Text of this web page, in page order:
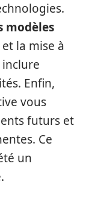
modèles
la mise à
Enfin,
vous
futurs et
Ce
un